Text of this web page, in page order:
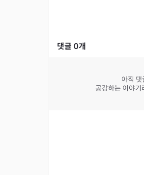
댓글 0개
아직 댓
공감하는 이야기